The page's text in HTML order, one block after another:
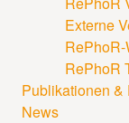
Externe
RePhoR
Publikationen &
News